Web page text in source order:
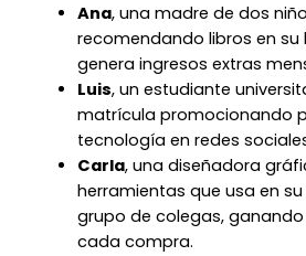
Ana, una madre de dos
recomendando libros en su
genera ingresos extras
Luis, un estudiante
matrícula promocionando
tecnología en redes
Carla, una diseñadora
herramientas que usa en
grupo de colegas,
cada compra.